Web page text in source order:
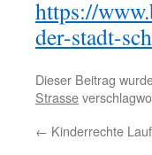
https://
der-stadt-
Dieser Beitrag
Strasse
← Kinderrechte